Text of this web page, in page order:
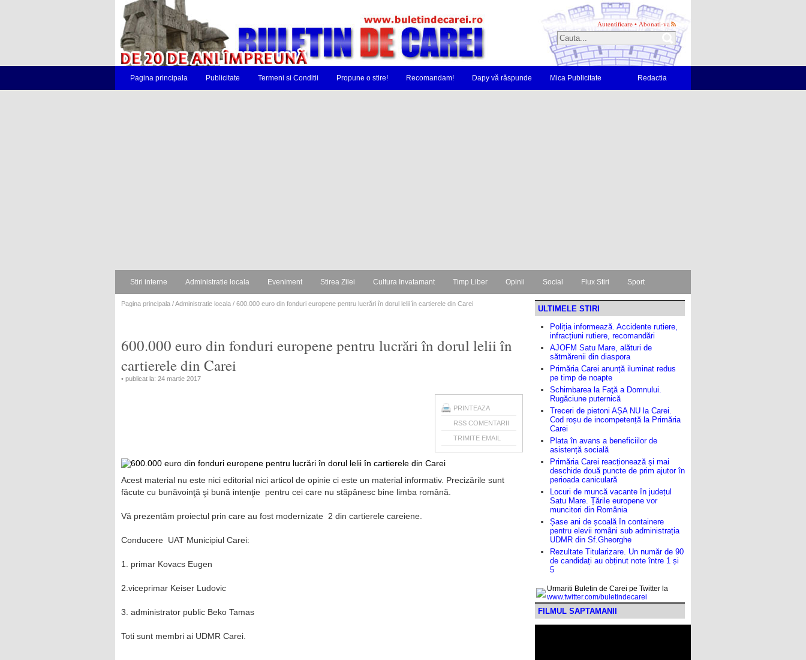
Autentificare • Abonati-va
Pagina principala Publicitate Termeni si Conditii Propune o stire! Recomandam! Dapy vă răspunde Mica Publicitate Redactia
Stiri interne Administratie locala Eveniment Stirea Zilei Cultura Invatamant Timp Liber Opinii Social Flux Stiri Sport
Pagina principala /Administratie locala / 600.000 euro din fonduri europene pentru lucrări în dorul lelii în cartierele din Carei
600.000 euro din fonduri europene pentru lucrări în dorul lelii în
cartierele din Carei
• publicat la: 24 martie 2017
PRINTEAZA
RSS COMENTARII
TRIMITE EMAIL
Acest material nu este nici editorial nici articol de opinie ci este un material informativ. Precizările sunt
făcute cu bunăvoinţă şi bună intenţie pentru cei care nu stăpânesc bine limba română.
Vă prezentăm proiectul prin care au fost modernizate 2 din cartierele careiene.
Conducere UAT Municipiul Carei:
1. primar Kovacs Eugen
2.viceprimar Keiser Ludovic
3. administrator public Beko Tamas
Toti sunt membri ai UDMR Carei.
ULTIMELE STIRI
Poliția informează. Accidente rutiere,
infracțiuni rutiere, recomandări
AJOFM Satu Mare, alături de
sătmărenii din diaspora
Primăria Carei anunță iluminat redus
pe timp de noapte
Schimbarea la Faţă a Domnului.
Rugăciune puternică
Treceri de pietoni AȘA NU la Carei.
Cod roșu de incompetență la Primăria
Carei
Plata în avans a beneficiilor de
asistență socială
Primăria Carei reacționează și mai
deschide două puncte de prim ajutor în
perioada caniculară
Locuri de muncă vacante în județul
Satu Mare. Țările europene vor
muncitori din România
Șase ani de școală în containere
pentru elevii români sub administrația
UDMR din Sf.Gheorghe
Rezultate Titularizare. Un număr de 90
de candidați au obținut note între 1 și
5
Urmariti Buletin de Carei pe Twitter la
www.twitter.com/buletindecarei
FILMUL SAPTAMANII